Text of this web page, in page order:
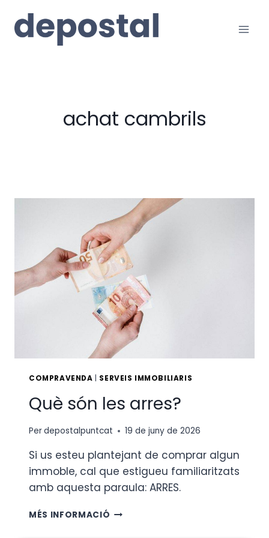
contingut
achat cambrils
COMPRAVENDA SERVEIS IMMOBILIARIS
Què són les arres?
Perdepostalpuntcat 19 de juny de 2026
Si us esteu plantejant de comprar algun
immoble, cal que estigueu familiaritzats
amb aquesta paraula: ARRES.
MÉS INFORMACIÓ QUÈ